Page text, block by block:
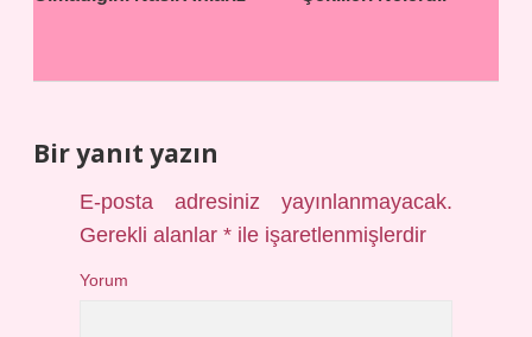
Bir yanıt yazın
E-posta adresiniz yayınlanmayacak.
Gerekli alanlar* ile işaretlenmişlerdir
Yorum